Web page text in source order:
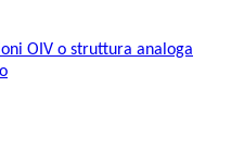
OIV o struttura analoga